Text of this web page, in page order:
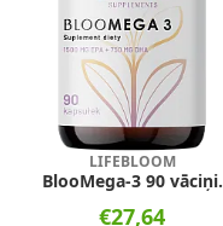
LIFEBLOOM
BlooMega-3 90 vāciņi.
€27,64